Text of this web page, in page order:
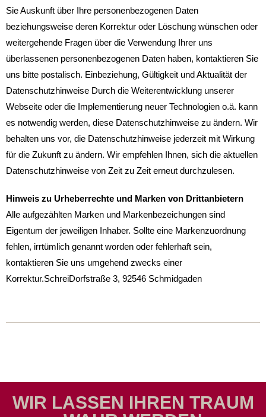
Sie Auskunft über Ihre personenbezogenen Daten
beziehungsweise deren Korrektur oder Löschung wünschen oder
weitergehende Fragen über die Verwendung Ihrer uns
überlassenen personenbezogenen Daten haben, kontaktieren Sie
uns bitte postalisch. Einbeziehung, Gültigkeit und Aktualität der
Datenschutzhinweise Durch die Weiterentwicklung unserer
Webseite oder die Implementierung neuer Technologien o.ä. kann
es notwendig werden, diese Datenschutzhinweise zu ändern. Wir
behalten uns vor, die Datenschutzhinweise jederzeit mit Wirkung
für die Zukunft zu ändern. Wir empfehlen Ihnen, sich die aktuellen
Datenschutzhinweise von Zeit zu Zeit erneut durchzulesen.
Hinweis zu Urheberrechte und Marken von Drittanbietern
Alle aufgezählten Marken und Markenbezeichungen sind
Eigentum der jeweiligen Inhaber. Sollte eine Markenzuordnung
fehlen, irrtümlich genannt worden oder fehlerhaft sein,
kontaktieren Sie uns umgehend zwecks einer
Korrektur.SchreiDorfstraße 3, 92546 Schmidgaden
WIR LASSEN IHREN TRAUM